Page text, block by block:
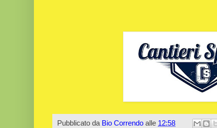
Pubblicato da Bio Correndo alle 12:58